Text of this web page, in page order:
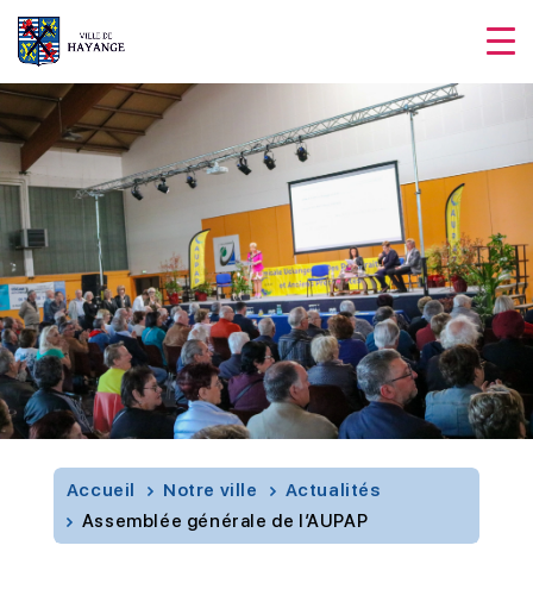
Accueil Notre ville
Actualités
Assemblée générale de l’AUPAP